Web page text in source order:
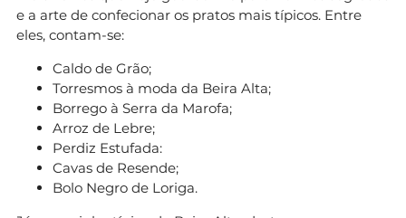
e a arte de confecionar os pratos mais típicos. Entre
eles, contam-se:
Caldo de Grão;
Torresmos à moda da Beira Alta;
Borrego à Serra da Marofa;
Arroz de Lebre;
Perdiz Estufada:
Cavas de Resende;
Bolo Negro de Loriga.